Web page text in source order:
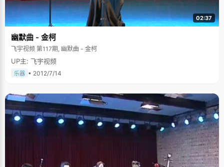
02:37
幽默曲 - 金柯
飞宇视频 第117期, 幽默曲 - 金柯
UP主: 飞宇视频
乐器 • 2012/7/14